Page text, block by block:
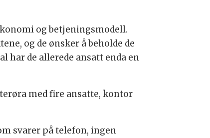
og betjeningsmodell.
og de ønsker å beholde de
har de allerede ansatt enda en
med fire ansatte, kontor
svarer på telefon, ingen